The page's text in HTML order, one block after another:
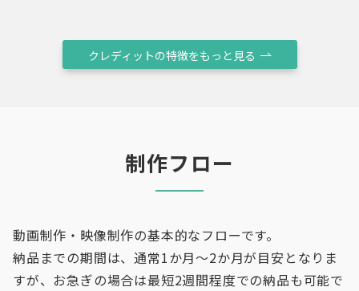
クレディットの特徴をもっと見る
制作フロー
動画制作・映像制作の基本的なフローです。
納品までの期間は、通常1か月～2か月が目安となりま
すが、お急ぎの場合は最短2週間程度での納品も可能で